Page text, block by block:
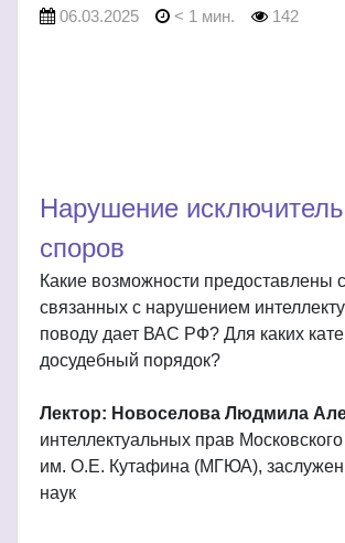
06.03.2025 < 1 мин. 142
Нарушение
споров
Какие возможности предоставлены
связанных с нарушением
поводу дает ВАС РФ? Для каких
досудебный порядок?
Лектор: Новоселова Людмила
интеллектуальных прав
им. О.Е. Кутафина (МГЮА),
наук